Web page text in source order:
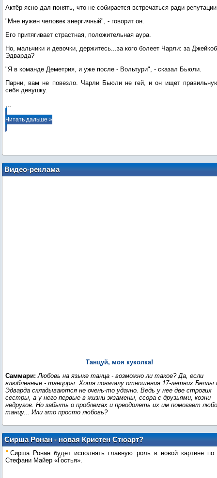
Актёр ясно дал понять, что не собирается встречаться ради
"Мне нужен человек энергичный", - говорит он.
Его притягивает страстная, положительная аура.
Но, мальчики и девочки, держитесь...за кого болеет Чарли: за
Эдварда?
"Я в команде Деметрия, и уже после - Вольтури", - сказал Бьюли.
Парни, вам не повезло. Чарли Бьюли не гей, и он ищет
...
Читать дальше »
Видео-реклама
Танцуй, моя куколка!
Саммари:Любовь на языке танца - возможно ли такое? Да, если
влюбленные - танцоры. Хотя поначалу отношения 17-летних Беллы
Эдварда складываются не очень-то удачно. Ведь у нее две строгих
сестры, а у него первые в жизни экзамены, ссора с друзьями, козни
недругов. Но забыть о проблемах и преодолеть их им помогает
танцу... Или это просто любовь?
Сирша Ронан - новая Кристен Стюарт?
Сирша Ронан будет исполнять главную роль в новой картине по
Стефани Майер «Гостья».